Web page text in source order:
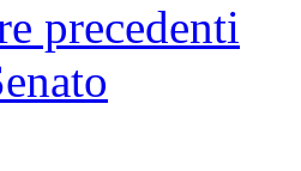
precedenti